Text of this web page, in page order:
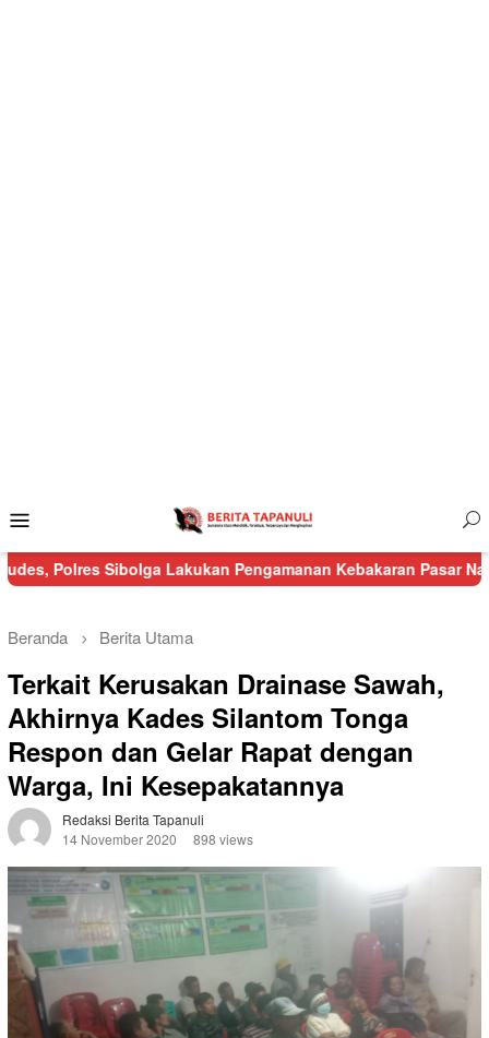
Mobile
Lakukan Pengamanan Kebakaran Pasar Nauli Kurang
Beranda Berita Utama
Terkait Kerusakan Drainase Sawah,
Akhirnya Kades Silantom Tonga
Respon dan Gelar Rapat dengan
Warga, Ini Kesepakatannya
Redaksi Berita Tapanuli
14 November 2020
898 views